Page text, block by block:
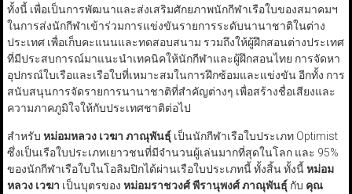
ทั้งนี้ เพื่อเป็นการพัฒนาและส่งเสริมศักยภาพนักกีฬาเรือใบของสมาคมฯ
ในการส่งนักกีฬาเข้าร่วมการแข่งขันรายการระดับนานาชาติในต่าง
ประเทศ เพื่อเก็บคะแนนและทดสอบสนาม รวมถึงให้ผู้ฝึกสอนต่างประเทศ
ที่มีประสบการณ์มาแนะนำเทคนิคให้นักกีฬาและผู้ฝึกสอนไทย การจัดหา
อุปกรณ์ใบเรือและเรือใบที่เหมาะสมในการฝึกซ้อมและแข่งขัน อีกทั้ง การ
สนับสนุนการจัดรายการนานาชาติที่สำคัญต่างๆ เพื่อสร้างชื่อเสียงและ
ความภาคภูมิใจให้กับประเทศชาติต่อไป
สำหรับ หม่อมหลวง เวฆา ภาณุพันธุ์ เป็นนักกีฬาเรือใบประเภท Optimist
ซึ่งเป็นเรือใบประเภทเยาวชนที่มีจำนวนผู้เล่นมากที่สุดในโลก และ 95%
ของนักกีฬาเรือใบในโอลิมปิกได้ผ่านเรือใบประเภทนี้ ทั้งสิ้น ทั้งนี้หม่อม
หลวง เวฆา เป็นบุตรของ หม่อมราชวงศ์ พีรานุพงศ์ ภาณุพันธุ์ กับ คุณ